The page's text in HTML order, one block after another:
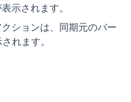
示されます。
ションは、同期元のバー
れます。